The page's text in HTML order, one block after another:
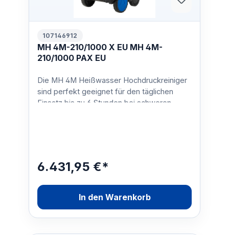
107146912
MH 4M-210/1000 X EU MH 4M-
210/1000 PAX EU
Die MH 4M Heißwasser Hochdruckreiniger
sind perfekt geeignet für den täglichen
Einsatz bis zu 6 Stunden bei schweren
6.431,95 €*
In den Warenkorb